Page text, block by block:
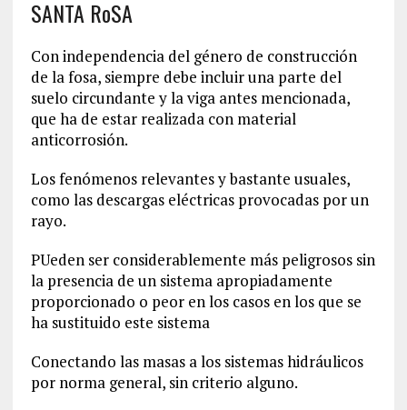
SANTA RoSA
Con independencia del género de construcción
de la fosa, siempre debe incluir una parte del
suelo circundante y la viga antes mencionada,
que ha de estar realizada con material
anticorrosión.
Los fenómenos relevantes y bastante usuales,
como las descargas eléctricas provocadas por un
rayo.
PUeden ser considerablemente más peligrosos sin
la presencia de un sistema apropiadamente
proporcionado o peor en los casos en los que se
ha sustituido este sistema
Conectando las masas a los sistemas hidráulicos
por norma general, sin criterio alguno.